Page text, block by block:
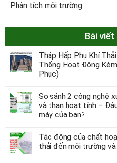
Phân tích môi trường
Bài
Tháp Hấp Phụ Khí
Thống Hoạt Động
Phục)
So sánh 2 công nghệ
và than hoạt tính –
máy của bạn?
Tác động của chất
thải đến môi trường